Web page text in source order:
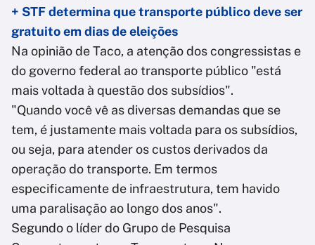
+ STF determina que transporte público deve ser
gratuito em dias de eleições
Na opinião de Taco, a atenção dos congressistas e
do governo federal ao transporte público "está
mais voltada à questão dos subsídios".
"Quando você vê as diversas demandas que se
tem, é justamente mais voltada para os subsídios,
ou seja, para atender os custos derivados da
operação do transporte. Em termos
especificamente de infraestrutura, tem havido
uma paralisação ao longo dos anos".
Segundo o líder do Grupo de Pesquisa